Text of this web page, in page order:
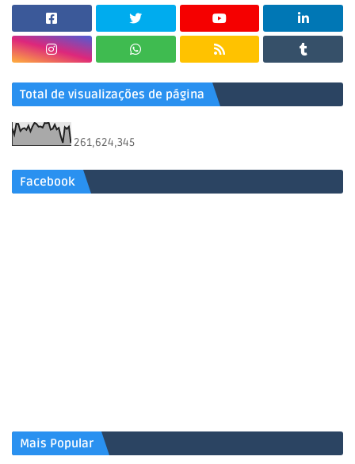
Total de visualizações de página
261,624,345
Facebook
Mais Popular